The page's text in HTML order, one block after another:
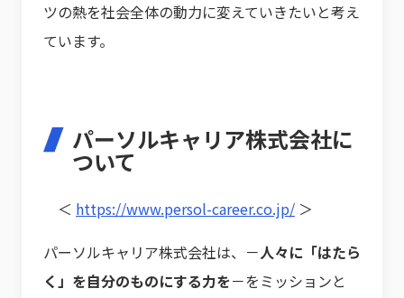
ツの熱を社会全体の動力に変えていきたいと考え
ています。
パーソルキャリア株式会社に
ついて
＜ https://www.persol-career.co.jp/ ＞
パーソルキャリア株式会社は、－人々に「はたら
く」を自分のものにする力を－をミッションと